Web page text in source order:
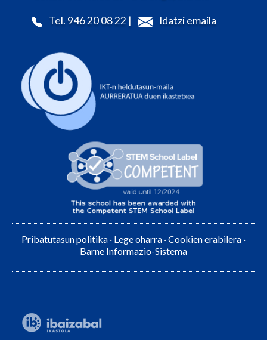
Tel. 946 20 08 22 | Idatzi emaila
Pribatutasun politika · Lege oharra ·Cookien erabilera ·
Barne Informazio-Sistema